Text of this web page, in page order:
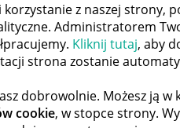
z naszej strony,
Administratorem
Kliknij tutaj, aby
strona zostanie
dobrowolnie. Możesz ją w
cookie, w stopce strony.
zobaczyc harmonogramu
NASTĘPNA